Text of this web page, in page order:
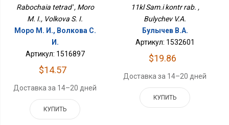
Rabochaia tetrad' , Moro
M. I., Volkova S. I.
Моро М. И., Волкова С.
И.
Артикул: 1516897
$14.57
Доставка за 14–20 дней
КУПИТЬ
11kl Sam.i kontr rab. ,
Bulychev V.A.
Булычев В.А.
Артикул: 1532601
$19.86
Доставка за 14–20 дней
КУПИТЬ